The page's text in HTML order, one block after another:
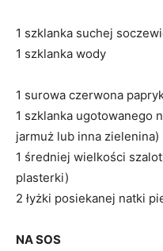
1 szklanka suchej
1 szklanka wody
1 surowa czerwona
1 szklanka ugotowanego
jarmuż lub inna zielenina)
1 średniej wielkości
plasterki)
2 łyżki posiekanej natki
NA SOS